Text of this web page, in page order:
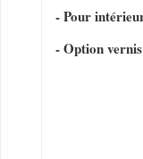
- Pour
- Option